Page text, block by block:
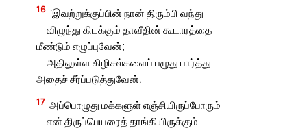
16 ‘இவற்றுக்குப்பின் நான் திரும்பி வந்து
விழுந்து கிடக்கும் தாவீதின் கூடாரத்தை
மீண்டும் எழுப்புவேன்;
அதிலுள்ள கிழிசல்களைப் பழுது பார்த்து
அதைச் சீர்ப்படுத்துவேன்.
17 அப்பொழுது மக்களுள் எஞ்சியிருப்போரும்
என் திருப்பெயரைத் தாங்கியிருக்கும்